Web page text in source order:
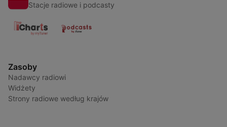
Stacje radiowe i podcasty
Zasoby
Nadawcy radiowi
Widżety
Strony radiowe według krajów